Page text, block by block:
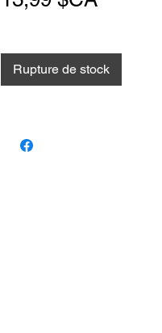
Rupture de stock